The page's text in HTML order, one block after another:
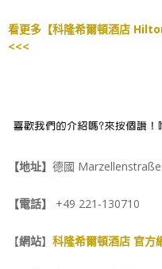
看更多【科隆希爾頓酒店
<<<
【地址】 德國
【電話】 +49 221-130710
【網站】 科隆希爾頓酒店 官方